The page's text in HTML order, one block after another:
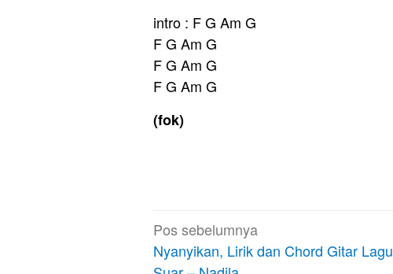
intro : F G Am G
F G Am G
F G Am G
F G Am G
(fok)
Navigasi
pos
Pos sebelumnya
Nyanyikan, Lirik dan Chord Gitar Lagu